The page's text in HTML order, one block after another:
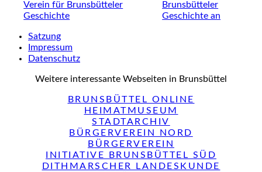
Verein für Brunsbütteler
Geschichte
Brunsbütteler
Geschichte an
Satzung
Impressum
Datenschutz
Weitere interessante Webseiten in Brunsbüttel
BRUNSBÜTTEL ONLINE
HEIMATMUSEUM
STADTARCHIV
BÜRGERVEREIN NORD
BÜRGERVEREIN
INITIATIVE BRUNSBÜTTEL SÜD
DITHMARSCHER LANDESKUNDE